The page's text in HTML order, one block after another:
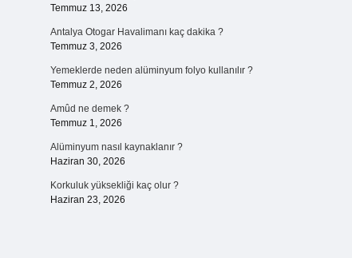
Temmuz 13, 2026
Antalya Otogar Havalimanı kaç dakika ?
Temmuz 3, 2026
Yemeklerde neden alüminyum folyo kullanılır ?
Temmuz 2, 2026
Amûd ne demek ?
Temmuz 1, 2026
Alüminyum nasıl kaynaklanır ?
Haziran 30, 2026
Korkuluk yüksekliği kaç olur ?
Haziran 23, 2026